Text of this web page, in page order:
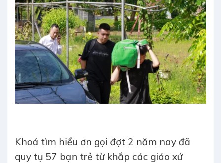
Khoá tìm hiểu ơn gọi đợt 2 năm nay đã
quy tụ 57 bạn trẻ từ khắp các giáo xứ